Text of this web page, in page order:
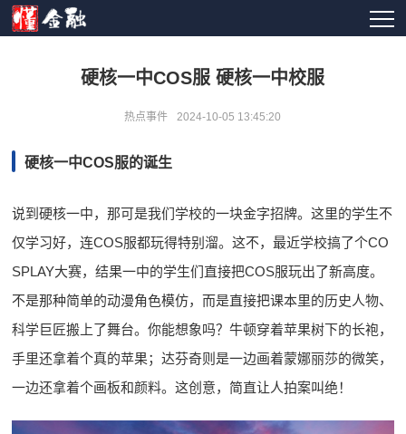
硬核一中COS服 硬核一中校服
热点事件 2024-10-05 13:45:20
硬核一中COS服的诞生
说到硬核一中，那可是我们学校的一块金字招牌。这里的学生不
仅学习好，连COS服都玩得特别溜。这不，最近学校搞了个CO
SPLAY大赛，结果一中的学生们直接把COS服玩出了新高度。
不是那种简单的动漫角色模仿，而是直接把课本里的历史人物、
科学巨匠搬上了舞台。你能想象吗？牛顿穿着苹果树下的长袍，
手里还拿着个真的苹果；达芬奇则是一边画着蒙娜丽莎的微笑，
一边还拿着个画板和颜料。这创意，简直让人拍案叫绝！